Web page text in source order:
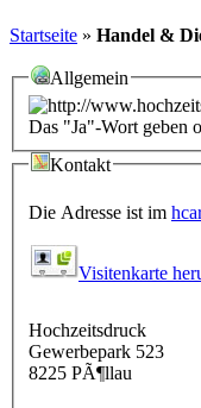
Startseite » Handel &
Allgemein
Das "Ja"-Wort geben
Kontakt
Die Adresse ist im
Visitenkarte
Hochzeitsdruck
Gewerbepark 523
8225 PÃ¶llau